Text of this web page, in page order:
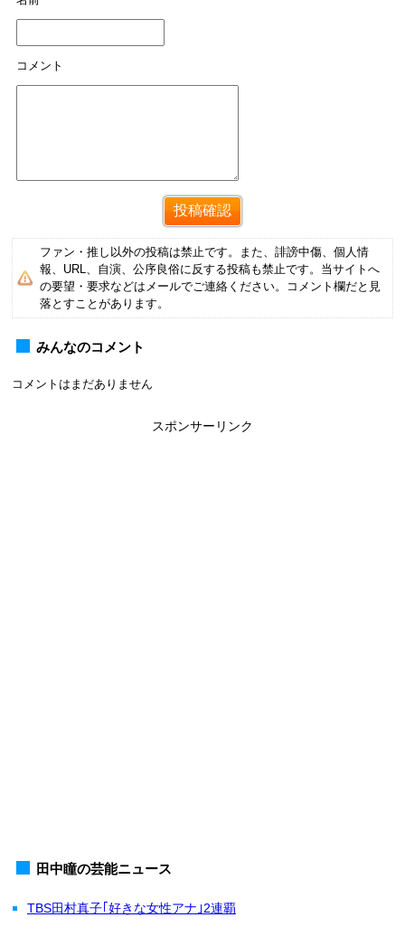
コメント
ファン・推し以外の投稿は禁止です。また、誹謗中傷、個人情
報、URL、自演、公序良俗に反する投稿も禁止です。当サイトへ
の要望・要求などはメールでご連絡ください。コメント欄だと見
落とすことがあります。
みんなのコメント
コメントはまだありません
スポンサーリンク
田中瞳の芸能ニュース
TBS田村真子｢好きな女性アナ｣2連覇